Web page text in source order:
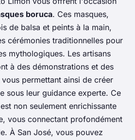
boruca. Ces masques,
de balsa et peints à la main,
cérémonies traditionnelles pour
mythologiques. Les artisans
à des démonstrations et des
permettant ainsi de créer
sous leur guidance experte. Ce
non seulement enrichissante
vous connectant profondément
À San José, vous pouvez